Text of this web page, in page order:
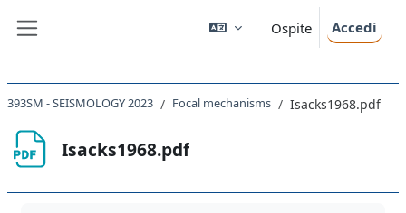
Ospite Accedi
393SM - SEISMOLOGY 2023 Focal mechanisms Isacks1968.pdf
Isacks1968.pdf